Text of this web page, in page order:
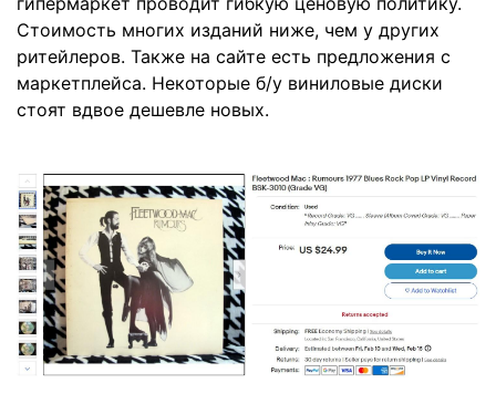
Стоимость многих изданий ниже, чем у других
ритейлеров. Также на сайте есть предложения с
маркетплейса. Некоторые б/у виниловые диски
стоят вдвое дешевле новых.